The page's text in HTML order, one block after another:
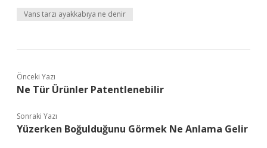
Vans tarzı ayakkabıya ne denir
Önceki Yazı
Ne Tür Ürünler Patentlenebilir
Sonraki Yazı
Yüzerken Boğulduğunu Görmek Ne Anlama Gelir